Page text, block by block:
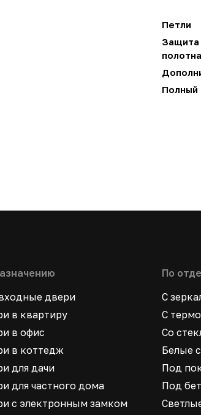
Петли
Защита
полотна
Полный
двери
в квартиру
в офис
в коттедж
для дачи
для частного дома
с электронным замком
По
С
С
Со
Белые
Под
Под